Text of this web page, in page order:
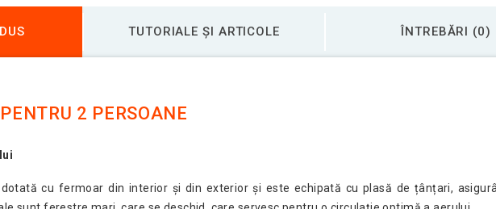
TUTORIALE ȘI ARTICOLE ÎNTREBĂRI (0)
2 PERSOANE
cu fermoar din interior și din exterior și este echipată cu plasă de țânțari,